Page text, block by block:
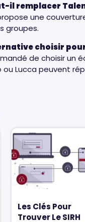
il remplacer
une
groupes.
choisir pour
de choisir un
ou Lucca peuvent
Les Clés Pour
Trouver Le SIRH